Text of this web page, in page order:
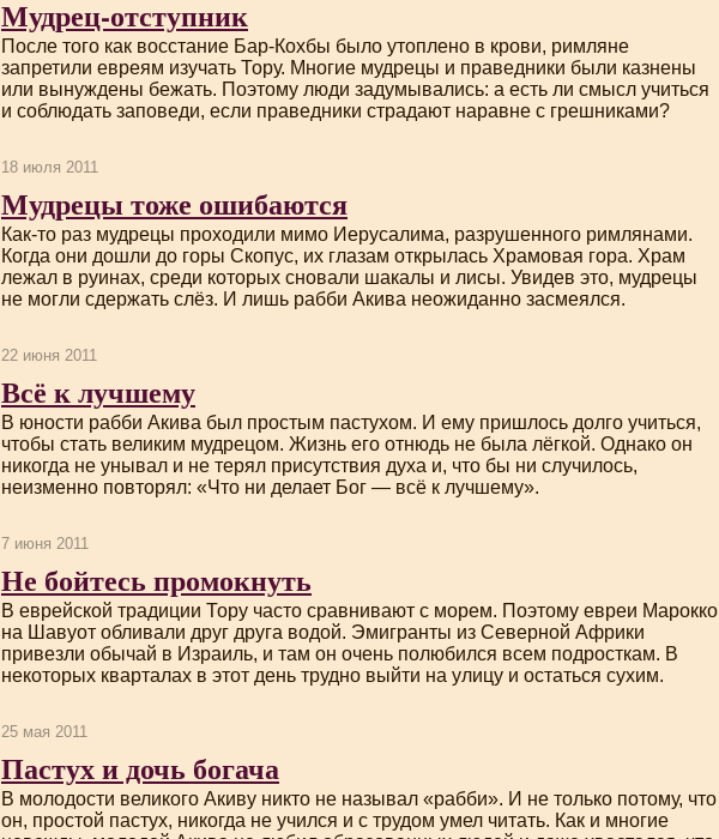
Мудрец-отступник
После того как восстание Бар-Кохбы было утоплено в крови, римляне
запретили евреям изучать Тору. Многие мудрецы и праведники были казнены
или вынуждены бежать. Поэтому люди задумывались: а есть ли смысл учиться
и соблюдать заповеди, если праведники страдают наравне с грешниками?
18 июля 2011
Мудрецы тоже ошибаются
Как-то раз мудрецы проходили мимо Иерусалима, разрушенного римлянами.
Когда они дошли до горы Скопус, их глазам открылась Храмовая гора. Храм
лежал в руинах, среди которых сновали шакалы и лисы. Увидев это, мудрецы
не могли сдержать слёз. И лишь рабби Акива неожиданно засмеялся.
22 июня 2011
Всё к лучшему
В юности рабби Акива был простым пастухом. И ему пришлось долго учиться,
чтобы стать великим мудрецом. Жизнь его отнюдь не была лёгкой. Однако он
никогда не унывал и не терял присутствия духа и, что бы ни случилось,
неизменно повторял: «Что ни делает Бог — всё к лучшему».
7 июня 2011
Не бойтесь промокнуть
В еврейской традиции Тору часто сравнивают с морем. Поэтому евреи Марокко
на Шавуот обливали друг друга водой. Эмигранты из Северной Африки
привезли обычай в Израиль, и там он очень полюбился всем подросткам. В
некоторых кварталах в этот день трудно выйти на улицу и остаться сухим.
25 мая 2011
Пастух и дочь богача
В молодости великого Акиву никто не называл «рабби». И не только потому, что
он, простой пастух, никогда не учился и с трудом умел читать. Как и многие